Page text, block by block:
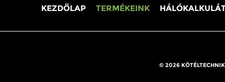
KEZDŐLAP TERMÉKEINK
© 2026